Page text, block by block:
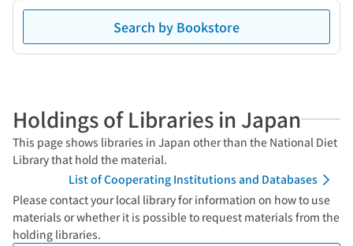
Search by Bookstore
Holdings of Libraries in Japan
This page shows libraries in Japan other than the National Diet
Library that hold the material.
List of Cooperating Institutions and Databases
Please contact your local library for information on how to use
materials or whether it is possible to request materials from the
holding libraries.